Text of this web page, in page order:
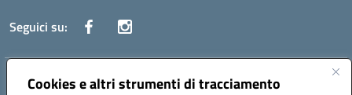
Cookies e altri strumenti di tracciamento
Seguici su:
Indirizzo:Corso Vittorio Emanuele, 27 90133 - Palermo